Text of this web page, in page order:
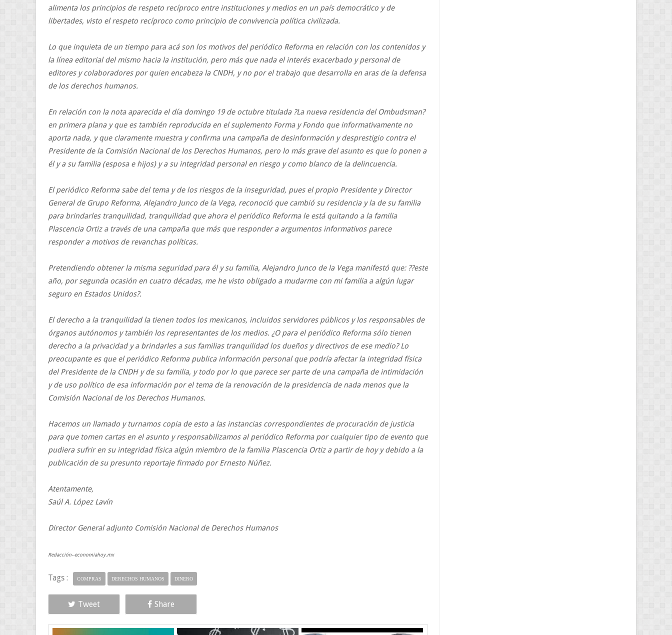
alimenta los principios de respeto recíproco entre instituciones y medios en un país democrático y de
libertades, visto el respeto recíproco como principio de convivencia política civilizada.
Lo que inquieta de un tiempo para acá son los motivos del periódico Reforma en relación con los contenidos y
la línea editorial del mismo hacia la institución, pero más que nada el interés exacerbado y personal de
editores y colaboradores por quien encabeza la CNDH, y no por el trabajo que desarrolla en aras de la defensa
de los derechos humanos.
En relación con la nota aparecida el día domingo 19 de octubre titulada ?La nueva residencia del Ombudsman?
en primera plana y que es también reproducida en el suplemento Forma y Fondo que informativamente no
aporta nada, y que claramente muestra y confirma una campaña de desinformación y desprestigio contra el
Presidente de la Comisión Nacional de los Derechos Humanos, pero lo más grave del asunto es que lo ponen a
él y a su familia (esposa e hijos) y a su integridad personal en riesgo y como blanco de la delincuencia.
El periódico Reforma sabe del tema y de los riesgos de la inseguridad, pues el propio Presidente y Director
General de Grupo Reforma, Alejandro Junco de la Vega, reconoció que cambió su residencia y la de su familia
para brindarles tranquilidad, tranquilidad que ahora el periódico Reforma le está quitando a la familia
Plascencia Ortiz a través de una campaña que más que responder a argumentos informativos parece
responder a motivos de revanchas políticas.
Pretendiendo obtener la misma seguridad para él y su familia, Alejandro Junco de la Vega manifestó que: ??este
año, por segunda ocasión en cuatro décadas, me he visto obligado a mudarme con mi familia a algún lugar
seguro en Estados Unidos?.
El derecho a la tranquilidad la tienen todos los mexicanos, incluidos servidores públicos y los responsables de
órganos autónomos y también los representantes de los medios. ¿O para el periódico Reforma sólo tienen
derecho a la privacidad y a brindarles a sus familias tranquilidad los dueños y directivos de ese medio? Lo
preocupante es que el periódico Reforma publica información personal que podría afectar la integridad física
del Presidente de la CNDH y de su familia, y todo por lo que parece ser parte de una campaña de intimidación
y de uso político de esa información por el tema de la renovación de la presidencia de nada menos que la
Comisión Nacional de los Derechos Humanos.
Hacemos un llamado y turnamos copia de esto a las instancias correspondientes de procuración de justicia
para que tomen cartas en el asunto y responsabilizamos al periódico Reforma por cualquier tipo de evento que
pudiera sufrir en su integridad física algún miembro de la familia Plascencia Ortiz a partir de hoy y debido a la
publicación de su presunto reportaje firmado por Ernesto Núñez.
Atentamente,
Saúl A. López Lavín
Director General adjunto Comisión Nacional de Derechos Humanos
Redacción--economiahoy.mx
Tags : COMPRAS DERECHOS HUMANOS DINERO
Tweet Share